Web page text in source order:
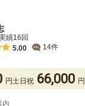
績16回
5.00
14件
円土日祝 66,000 円
内